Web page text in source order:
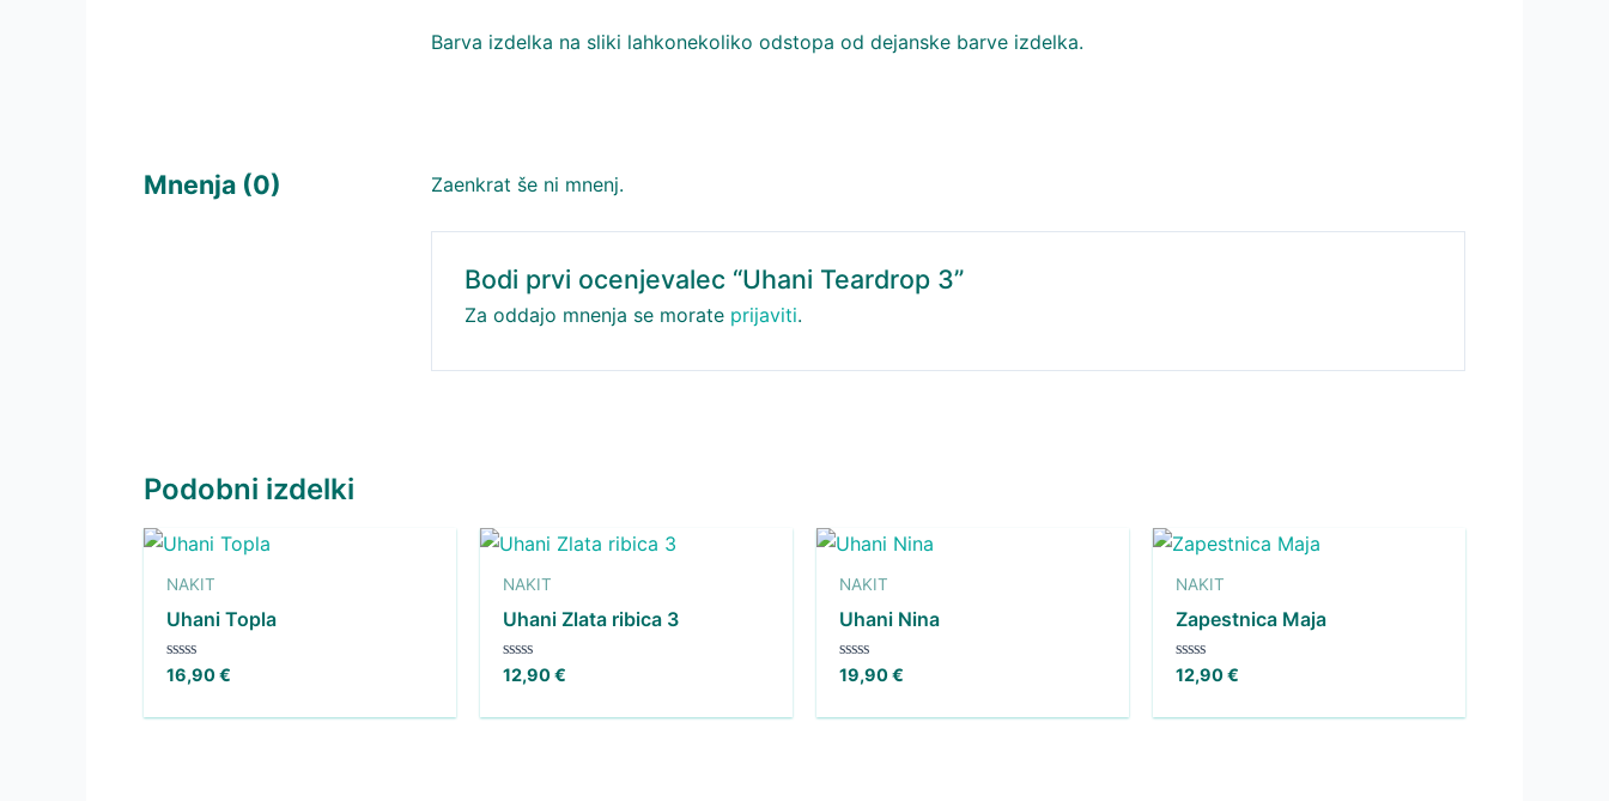
Barva izdelka na sliki lahkonekoliko odstopa od dejanske barve izdelka.
Mnenja (0) Zaenkrat še ni mnenj.
Bodi prvi ocenjevalec “Uhani Teardrop 3”
Za oddajo mnenja se morate prijaviti.
Podobni izdelki
NAKIT
Uhani Topla
Ocenjeno
5
16,90€
NAKIT
Uhani Zlata ribica 3
Ocenjeno
5
12,90€
NAKIT
Uhani Nina
Ocenjeno
5
19,90€
NAKIT
Zapestnica Maja
Ocenjeno
5
12,90€